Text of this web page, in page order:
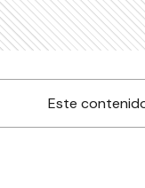
Este